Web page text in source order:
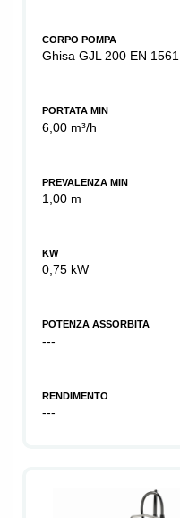
CORPO POMPA
Ghisa GJL 200 EN 1561
PORTATA MIN
6,00 m³/h
PREVALENZA MIN
1,00 m
KW
0,75 kW
POTENZA ASSORBITA
---
RENDIMENTO
---